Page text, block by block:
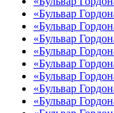
«Бульвар
«Бульвар
«Бульвар
«Бульвар
«Бульвар
«Бульвар
«Бульвар
«Бульвар